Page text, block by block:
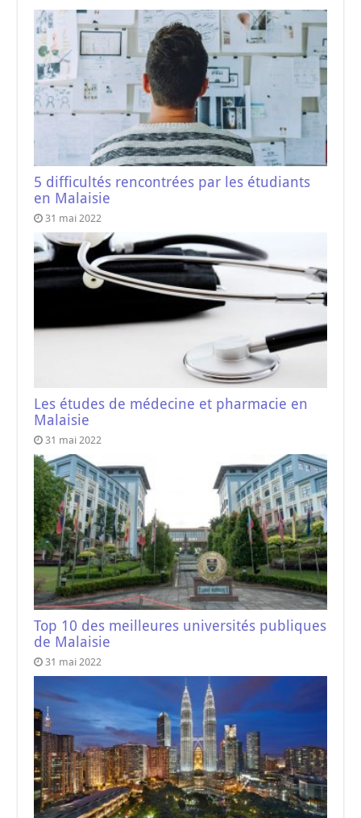
5 difficultés rencontrées par les étudiants
en Malaisie
31 mai 2022
Les études de médecine et pharmacie en
Malaisie
31 mai 2022
Top 10 des meilleures universités publiques
de Malaisie
31 mai 2022